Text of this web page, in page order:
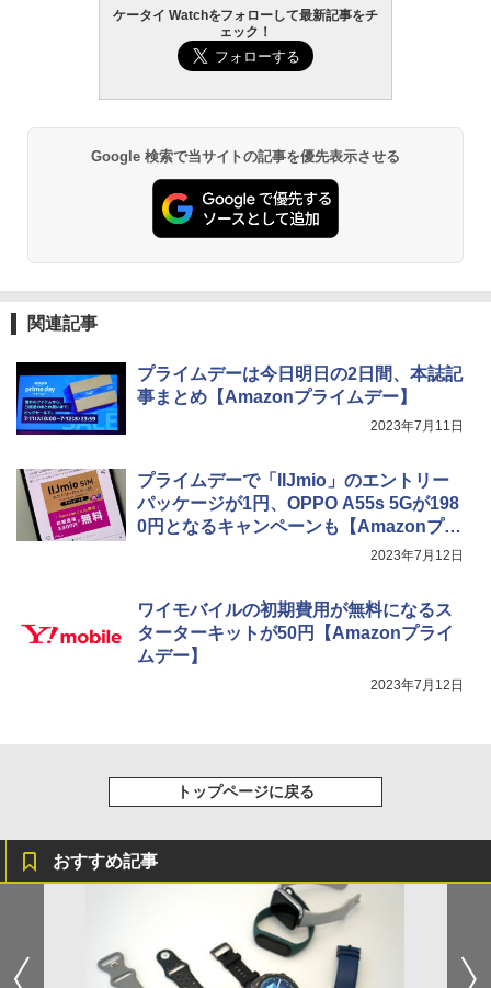
ケータイ Watchをフォローして最新記事をチ
ェック！
Google 検索で当サイトの記事を優先表示させる
関連記事
プライムデーは今日明日の2日間、本誌記
事まとめ【Amazonプライムデー】
2023年7月11日
プライムデーで「IIJmio」のエントリー
パッケージが1円、OPPO A55s 5Gが198
0円となるキャンペーンも【Amazonプラ
2023年7月12日
ワイモバイルの初期費用が無料になるス
ターターキットが50円【Amazonプライ
ムデー】
2023年7月12日
トップページに戻る
おすすめ記事